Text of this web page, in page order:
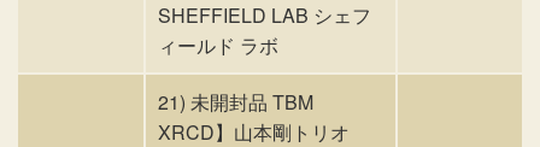
SHEFFIELD LAB シェフ
ィールド ラボ
21) 未開封品 TBM
XRCD】山本剛トリオ